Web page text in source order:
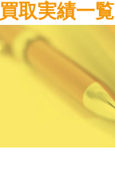
買取実績一覧